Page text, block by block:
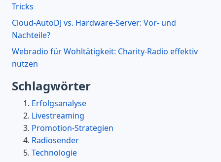
Tricks
Cloud-AutoDJ vs. Hardware-Server: Vor- und
Nachteile?
Webradio für Wohltätigkeit: Charity-Radio effektiv
nutzen
Schlagwörter
Erfolgsanalyse
Livestreaming
Promotion-Strategien
Radiosender
Technologie